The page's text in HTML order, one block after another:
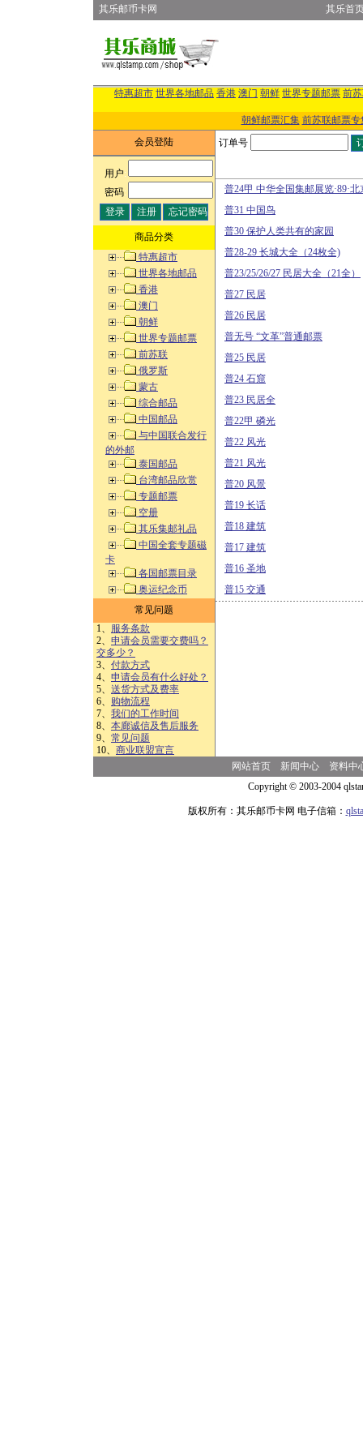
其乐邮币卡网 其乐首
特惠超市 世界各地邮品 香港 澳门 朝鲜 世界专题邮票 前
朝鲜邮票汇集 前苏联邮票专
会员登陆
用户:
密码:
商品分类
特惠超市
世界各地邮品
香港
澳门
朝鲜
世界专题邮票
前苏联
俄罗斯
蒙古
综合邮品
中国邮品
与中国联合发行
的外邮
泰国邮品
台湾邮品欣赏
专题邮票
空册
其乐集邮礼品
中国全套专题磁
卡
各国邮票目录
奥运纪念币
常见问题
1、 服务条款
2、 申请会员需要交费吗？
交多少？
3、 付款方式
4、 申请会员有什么好处？
5、 送货方式及费率
6、 购物流程
7、 我们的工作时间
8、 本廊诚信及售后服务
9、 常见问题
10、 商业联盟宣言
订单号
普24甲 中华全国集邮展览·89·
普31 中国鸟
普30 保护人类共有的家园
普28-29 长城大全（24枚全)
普23/25/26/27 民居大全（21全）
普27 民居
普26 民居
普无号 “文革”普通邮票
普25 民居
普24 石窟
普23 民居全
普22甲 磷光
普22 风光
普21 风光
普20 风景
普19 长话
普18 建筑
普17 建筑
普16 圣地
普15 交通
网站首页 新闻中心
资料中
Copyright © 2003-2004
版权所有：其乐邮币卡网 电子信箱：